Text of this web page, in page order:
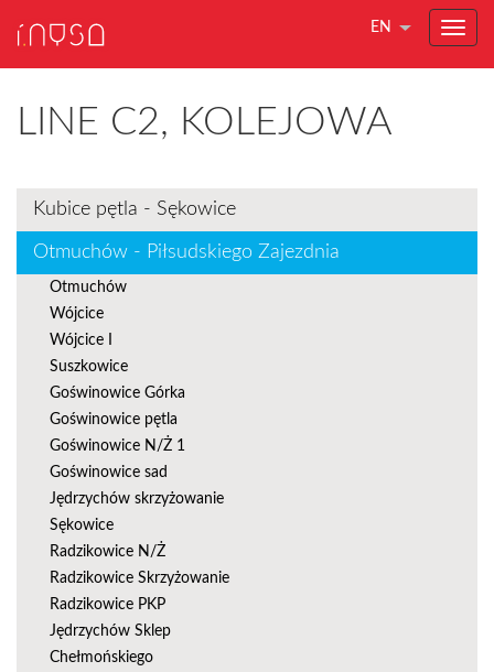
EN
LINE C2, KOLEJOWA
Kubice pętla - Sękowice
Otmuchów - Piłsudskiego Zajezdnia
Otmuchów
Wójcice
Wójcice I
Suszkowice
Goświnowice Górka
Goświnowice pętla
Goświnowice N/Ż 1
Goświnowice sad
Jędrzychów skrzyżowanie
Sękowice
Radzikowice N/Ż
Radzikowice Skrzyżowanie
Radzikowice PKP
Jędrzychów Sklep
Chełmońskiego